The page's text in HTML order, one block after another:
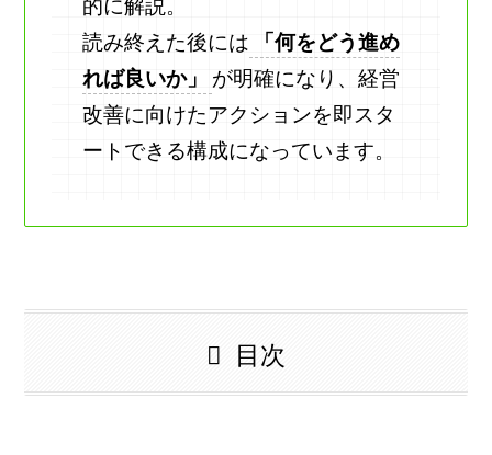
的に解説。
読み終えた後には
「何をどう進め
れば良いか」
が明確になり、経営
改善に向けたアクションを即スタ
ートできる構成になっています。
目次